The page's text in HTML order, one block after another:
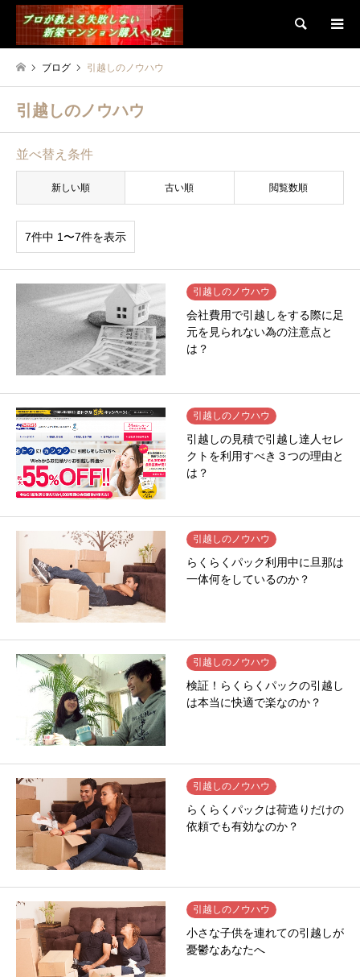
検索
ブログ 引越しのノウハウ
引越しのノウハウ
並べ替え条件
新しい順 古い順 閲覧数順
7件中 1〜7件を表示
引越しのノウハウ
会社費用で引越しをする際に足
元を見られない為の注意点と
は？
引越しのノウハウ
引越しの見積で引越し達人セレ
クトを利用すべき３つの理由と
は？
引越しのノウハウ
らくらくパック利用中に旦那は
一体何をしているのか？
引越しのノウハウ
検証！らくらくパックの引越し
は本当に快適で楽なのか？
引越しのノウハウ
らくらくパックは荷造りだけの
依頼でも有効なのか？
引越しのノウハウ
小さな子供を連れての引越しが
憂鬱なあなたへ